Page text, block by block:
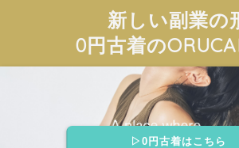
新しい副業の
0円古着の
▷0円古着はこちら